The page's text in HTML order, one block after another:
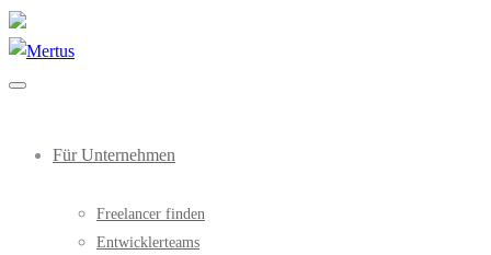
Für Unternehmen
Freelancer finden
Entwicklerteams